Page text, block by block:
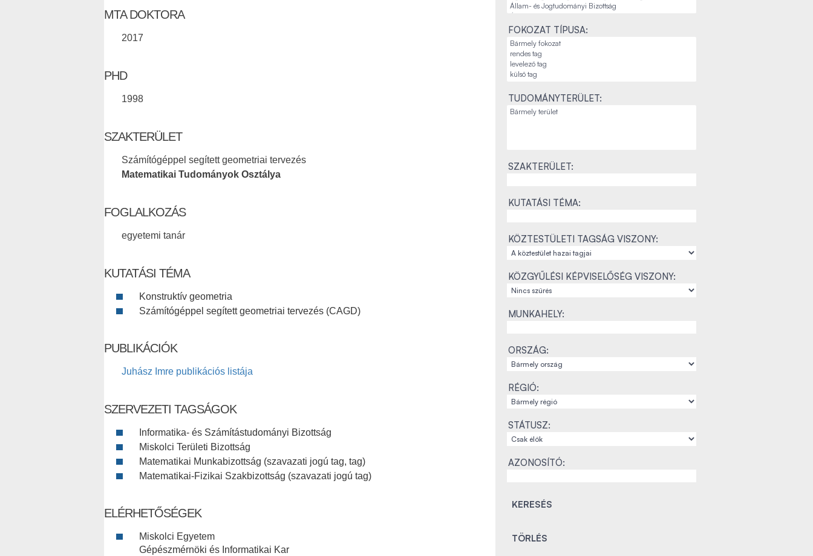
MTA DOKTORA
2017
PHD
1998
SZAKTERÜLET
Számítógéppel segített geometriai tervezés
Matematikai Tudományok Osztálya
FOGLALKOZÁS
egyetemi tanár
KUTATÁSI TÉMA
Konstruktív geometria
Számítógéppel segített geometriai tervezés (CAGD)
PUBLIKÁCIÓK
Juhász Imre publikációs listája
SZERVEZETI TAGSÁGOK
Informatika- és Számítástudományi Bizottság
Miskolci Területi Bizottság
Matematikai Munkabizottság (szavazati jogú tag, tag)
Matematikai-Fizikai Szakbizottság (szavazati jogú tag)
ELÉRHETŐSÉGEK
Miskolci Egyetem
Gépészmérnöki és Informatikai Kar
FOKOZAT TÍPUSA:
TUDOMÁNYTERÜLET:
SZAKTERÜLET:
KUTATÁSI TÉMA:
KÖZTESTÜLETI TAGSÁG VISZONY:
KÖZGYŰLÉSI KÉPVISELŐSÉG VISZONY:
MUNKAHELY:
ORSZÁG:
RÉGIÓ:
STÁTUSZ:
AZONOSÍTÓ: